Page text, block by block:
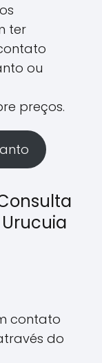
ter
ou
preços.
contato
do